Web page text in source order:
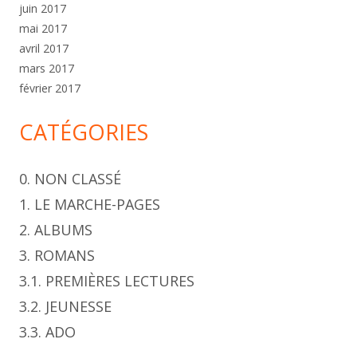
juin 2017
mai 2017
avril 2017
mars 2017
février 2017
CATÉGORIES
0. NON CLASSÉ
1. LE MARCHE-PAGES
2. ALBUMS
3. ROMANS
3.1. PREMIÈRES LECTURES
3.2. JEUNESSE
3.3. ADO